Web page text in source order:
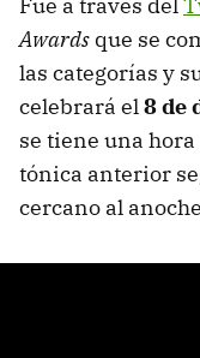
Awards que se
las categorías y
celebrará el8 de
se tiene una
tónica anterior
cercano al